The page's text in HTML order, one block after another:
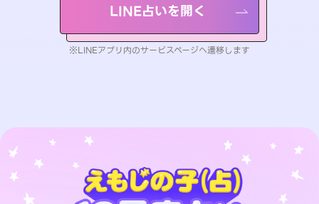
LINE占いを開く
※LINEアプリ内のサービスページへ遷移します